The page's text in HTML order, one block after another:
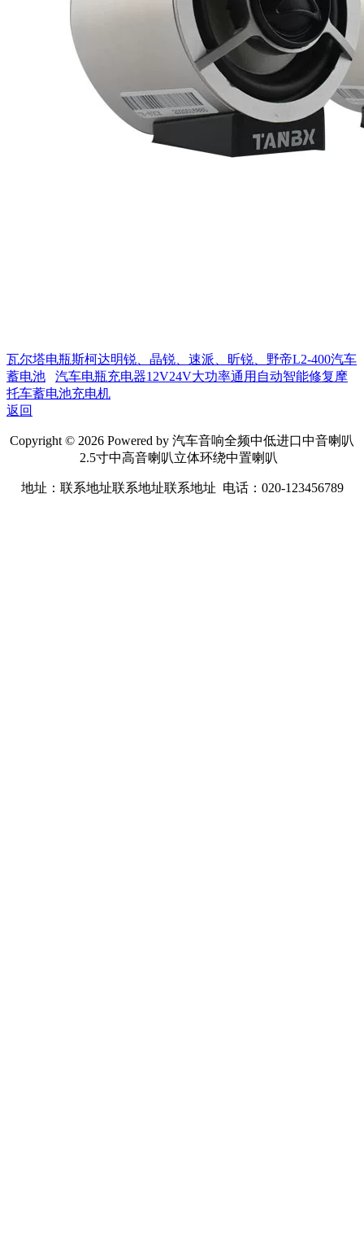
瓦尔塔电瓶斯柯达明锐、晶锐、速派、昕锐、野帝L2-400汽车
蓄电池
汽车电瓶充电器12V24V大功率通用自动智能修复摩
托车蓄电池充电机
返回
Copyright © 2026 Powered by 汽车音响全频中低进口中音喇叭
2.5寸中高音喇叭立体环绕中置喇叭
地址：联系地址联系地址联系地址 电话：020-123456789